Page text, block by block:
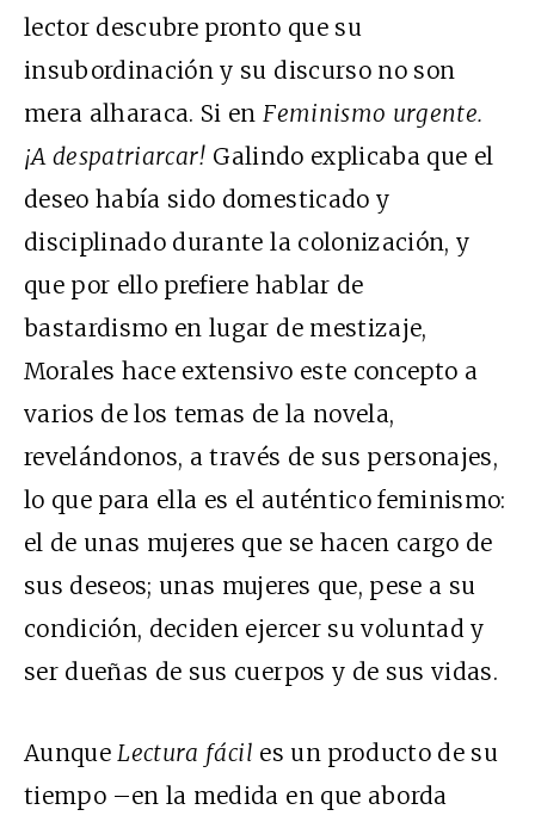
lector descubre pronto que su
insubordinación y su discurso no son
mera alharaca. Si enFeminismo urgente.
¡A despatriarcar! Galindo explicaba que el
deseo había sido domesticado y
disciplinado durante la colonización, y
que por ello prefiere hablar de
bastardismo en lugar de mestizaje,
Morales hace extensivo este concepto a
varios de los temas de la novela,
revelándonos, a través de sus personajes,
lo que para ella es el auténtico feminismo:
el de unas mujeres que se hacen cargo de
sus deseos; unas mujeres que, pese a su
condición, deciden ejercer su voluntad y
ser dueñas de sus cuerpos y de sus vidas.
AunqueLectura fácil es un producto de su
tiempo –en la medida en que aborda